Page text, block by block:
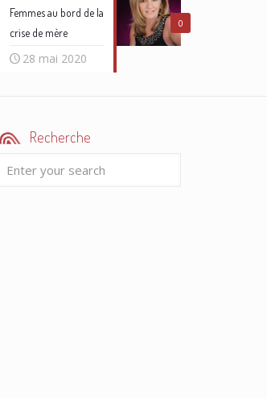
0
Femmes au bord de la
crise de mère
28 mai 2020
Recherche